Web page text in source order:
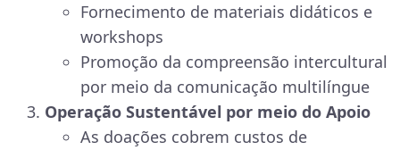
Fornecimento de materiais didáticos e
workshops
Promoção da compreensão intercultural
por meio da comunicação multilíngue
Operação Sustentável por meio do Apoio
As doações cobrem custos de